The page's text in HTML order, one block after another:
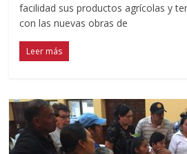
facilidad sus productos agrícolas y
con las nuevas obras de
Leer más